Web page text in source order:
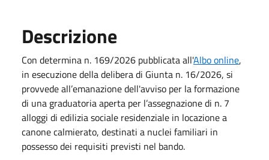
Descrizione
Con determina n. 169/2026 pubblicata all'Albo online,
in esecuzione della delibera di Giunta n. 16/2026, si
provvede all’emanazione dell'avviso per la formazione
di una graduatoria aperta per l’assegnazione di n. 7
alloggi di edilizia sociale residenziale in locazione a
canone calmierato, destinati a nuclei familiari in
possesso dei requisiti previsti nel bando.